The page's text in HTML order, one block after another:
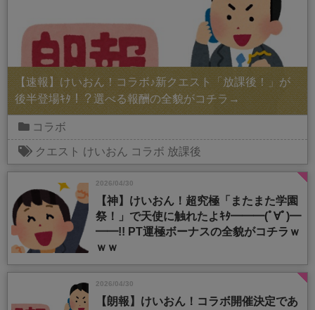
【速報】けいおん！コラボ♪新クエスト「放課後！」が
後半登場ｷﾀ！？選べる報酬の全貌がコチラ→
コラボ
クエスト けいおん コラボ 放課後
2026/04/30
【神】けいおん！超究極「またまた学園
祭！」で天使に触れたよｷﾀ━━━(ﾟ∀ﾟ)━
━━!! PT運極ボーナスの全貌がコチラｗ
ｗｗ
2026/04/30
【朗報】けいおん！コラボ開催決定であ